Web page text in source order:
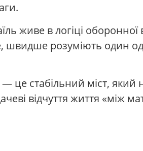
живе в логіці оборонної
швидше розуміють один
— це стабільний міст, який
відчуття життя «між